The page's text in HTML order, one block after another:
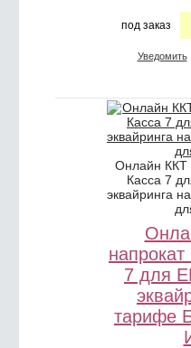
под заказ
Уведомить
Онлайн ККТ
Касса 7
эквайринга
7 для
тарифе